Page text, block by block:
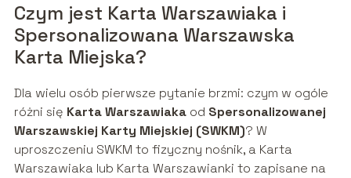
Czym jest Karta Warszawiaka i
Spersonalizowana Warszawska
Karta Miejska?
Dla wielu osób pierwsze pytanie brzmi: czym w ogóle
różni się Karta Warszawiakaod Spersonalizowanej
Warszawskiej Karty Miejskiej (SWKM)? W
uproszczeniu SWKM to fizyczny nośnik, a Karta
Warszawiaka lub Karta Warszawianki to zapisane na